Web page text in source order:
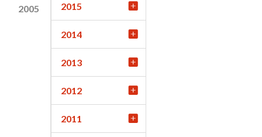
2005 2015
2014
2013
2012
2011